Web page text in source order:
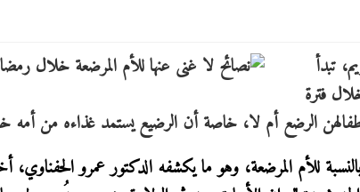
تبدأ
فترة
الرضع أم لا، خاصة أن الرضيع يستمد غذاءه من أمه
للأم المرضعة، وهو ما يكشفه الدكتور عمرو